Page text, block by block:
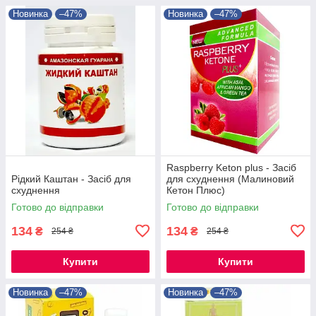
Новинка –47%
Рідкий Каштан - Засіб для
схуднення
Готово до відправки
134 ₴ 254 ₴
Купити
Новинка –47%
Raspberry Keton plus - Засіб
для схуднення (Малиновий
Кетон Плюс)
Готово до відправки
134 ₴ 254 ₴
Купити
Новинка –47% Новинка –47%